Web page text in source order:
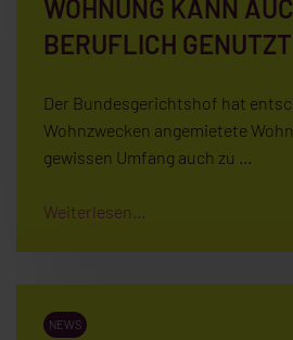
WOHNUNG KANN
BERUFLICH
Der Bundesgerichtshof hat
Wohnzwecken angemietete
gewissen Umfang auch zu …
Weiterlesen...
NEWS